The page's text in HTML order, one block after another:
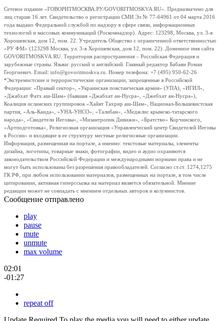
Сетевое издание «ГОВОРИТМОСКВА.РУ/GOVORITMOSKVA.RU». Предназначено для
лиц старше 16 лет. Свидетельство о регистрации СМИ Эл № 77-64961 от 04 марта 2016
года выдано Федеральной службой по надзору в сфере связи, информационных
технологий и массовых коммуникаций (Роскомнадзор). Адрес: 123298, Москва, ул. 3-я
Хорошевская, дом 12, пом. 22. Учредитель Общество с ограниченной ответственностью
«РУ ФМ» (123298 Москва, ул. 3-я Хорошевская, дом 12, пом. 22). Доменное имя сайта
GOVORITMOSKVA.RU. Территория распространения – Российская Федерация и
зарубежные страны. Языки: русский и английский. Главный редактор Бабаян Роман
Георгиевич. Email: info@govoritmoskva.ru. Номер телефона: +7 (495) 950-62-26
*Экстремистские и террористические организации, запрещенные в Российской
Федерации: «Правый сектор», «Украинская повстанческая армия» (УПА), «ИГИЛ»,
«Джабхат Фатх аш-Шам» (бывшая «Джабхат ан-Нусра», «Джебхат ан-Нусра»),
Коалиция исламских группировок «Хайят Тахрир аш-Шам», Национал-Большевистская
партия, «Аль-Каида», «УНА-УНСО», «Талибан», «Меджлис крымско-татарского
народа», «Свидетели Иеговы», «Мизантропик Дивижн», «Братство» Корчинского,
«Артподготовка», Религиозная организация «Управленческий центр Свидетелей Иеговы
в России» и входящие в ее структуру местные религиозные организации.
Информация, размещенная на портале, а именно: текстовые материалы, элементы
дизайна, логотипы, товарные знаки, фотографии, видео и аудио охраняются
законодательством Российской Федерации и международными нормами права и не
могут быть использованы без разрешения правообладателей. Согласно ст.ст. 1274,1275
ГК РФ, при любом использовании материалов, размещенных на портале, в том числе
цитировании, активная гиперссылка на материал является обязательной. Мнение
редакции может не совпадать с мнением отдельных авторов и колумнистов.
Сообщение отправлено
play
pause
mute
unmute
max volume
02:01
-01:27
repeat off